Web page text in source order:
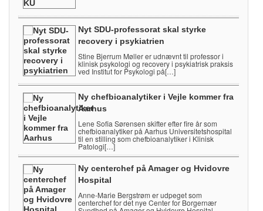
Nyt SDU-professorat skal styrke
recovery i psykiatrien
Stine Bjerrum Møller er udnævnt til professor i
klinisk psykologi og recovery i psykiatrisk praksis
ved Institut for Psykologi på[…]
Ny chefbioanalytiker i Vejle kommer fra
Aarhus
Lene Sofia Sørensen skifter efter fire år som
chefbioanalytiker på Aarhus Universitetshospital
til en stilling som chefbioanalytiker i Klinisk
Patologi[…]
Ny centerchef på Amager og Hvidovre
Hospital
Anne-Marie Bergstrøm er udpeget som
centerchef for det nye Center for Borgernær